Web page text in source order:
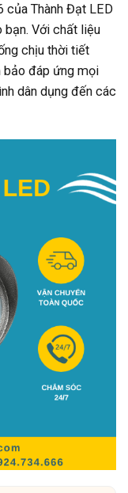
Thành Đạt LED
bạn. Với chất liệu
chịu thời tiết
bảo đáp ứng mọi
dân dụng đến các